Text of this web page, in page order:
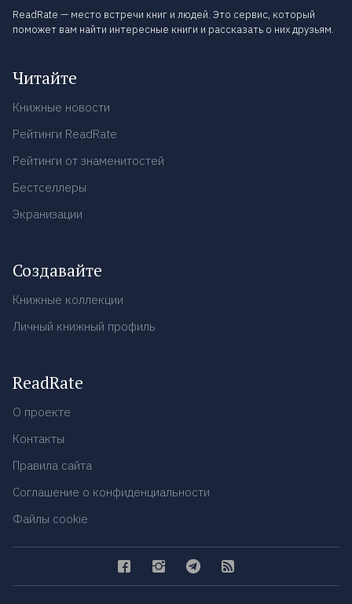
ReadRate — место встречи книг и людей. Это сервис, который
поможет вам найти интересные книги и рассказать о них друзьям.
Читайте
Книжные новости
Рейтинги ReadRate
Рейтинги от знаменитостей
Бестселлеры
Экранизации
Создавайте
Книжные коллекции
Личный книжный профиль
ReadRate
О проекте
Контакты
Правила сайта
Соглашение о конфиденциальности
Файлы cookie